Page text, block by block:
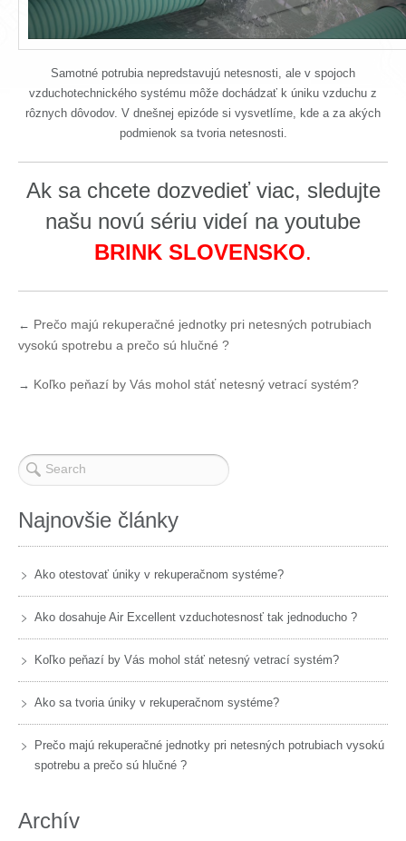
Samotné potrubia nepredstavujú netesnosti, ale v spojoch
vzduchotechnického systému môže dochádzať k úniku vzduchu z
rôznych dôvodov. V dnešnej epizóde si vysvetlíme, kde a za akých
podmienok sa tvoria netesnosti.
Ak sa chcete dozvedieť viac, sledujte
našu novú sériu videí na youtube
BRINK SLOVENSKO.
← Prečo majú rekuperačné jednotky pri netesných potrubiach
vysokú spotrebu a prečo sú hlučné ?
→ Koľko peňazí by Vás mohol stáť netesný vetrací systém?
Najnovšie články
Ako otestovať úniky v rekuperačnom systéme?
Ako dosahuje Air Excellent vzduchotesnosť tak jednoducho ?
Koľko peňazí by Vás mohol stáť netesný vetrací systém?
Ako sa tvoria úniky v rekuperačnom systéme?
Prečo majú rekuperačné jednotky pri netesných potrubiach vysokú
spotrebu a prečo sú hlučné ?
Archív